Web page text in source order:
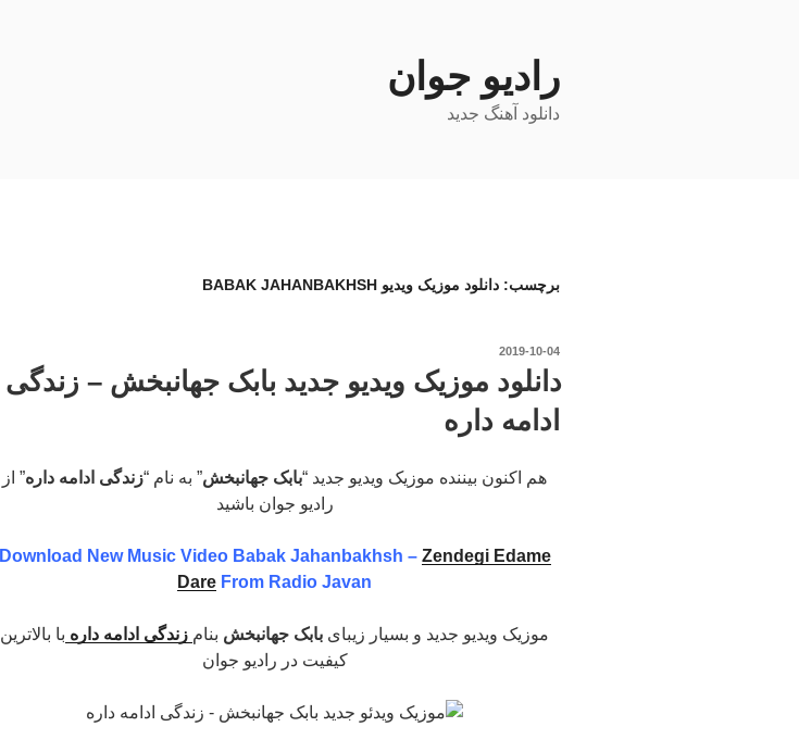
رادیو جوان
دانلود آهنگ جدید
برچسب: دانلود موزیک ویدیو BABAK JAHANBAKHSH
نوشته‌شده
2019-10-04
دانلود موزیک ویدیو جدید بابک جهانبخش – زندگی
ادامه داره
هم اکنون بیننده موزیک ویدیو جدید “بابک جهانبخش” به نام “زندگی ادامه داره” از
رادیو جوان باشید
Download New Music Video Babak Jahanbakhsh – Zendegi Edame
Dare From Radio Javan
موزیک ویدیو جدید و بسیار زیبای بابک جهانبخش بنام زندگی ادامه داره با بالاترین
کیفیت در رادیو جوان